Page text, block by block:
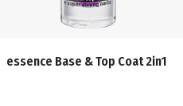
essence Base & Top Coat 2in1